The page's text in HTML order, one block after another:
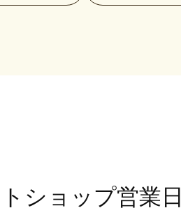
ショップ営業日